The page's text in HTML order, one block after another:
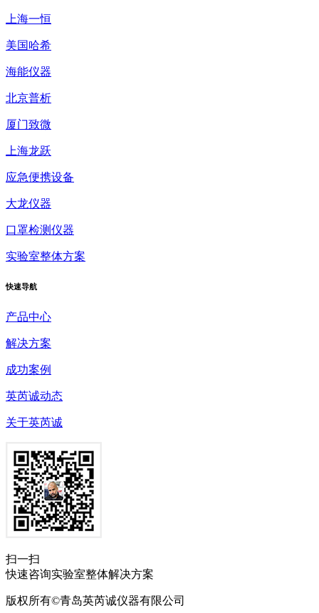
上海一恒
美国哈希
海能仪器
北京普析
厦门致微
上海龙跃
应急便携设备
大龙仪器
口罩检测仪器
实验室整体方案
快速导航
产品中心
解决方案
成功案例
英芮诚动态
关于英芮诚
扫一扫
快速咨询实验室整体解决方案
版权所有©青岛英芮诚仪器有限公司